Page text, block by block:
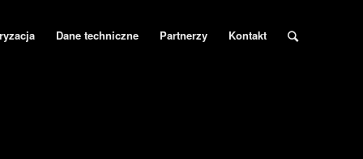
Dane techniczne Partnerzy Kontakt